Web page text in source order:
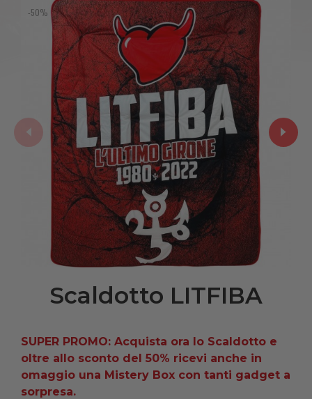
-50%
Scaldotto LITFIBA
SUPER PROMO: Acquista ora lo Scaldotto e
oltre allo sconto del 50% ricevi anche in
omaggio una Mistery Box con tanti gadget a
sorpresa.